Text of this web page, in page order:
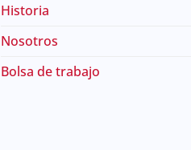
Historia
Nosotros
Bolsa de trabajo